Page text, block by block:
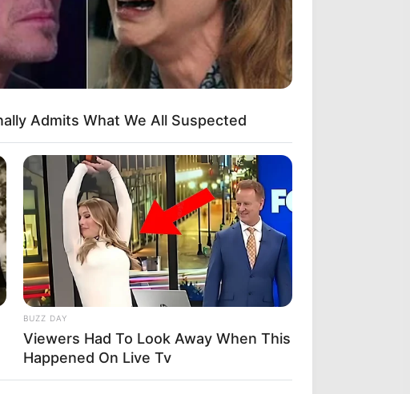
Admits What We All Suspected
BUZZ DAY
Viewers Had To Look Away When This
Happened On Live Tv